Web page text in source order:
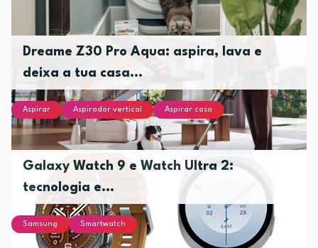
Dreame Z30 Pro Aqua: aspira, lava e
deixa a tua casa...
Aspirar Aspirador vertical Aspirar casa
Galaxy Watch 9 e Watch Ultra 2:
tecnologia e...
Samsung Smartwatch